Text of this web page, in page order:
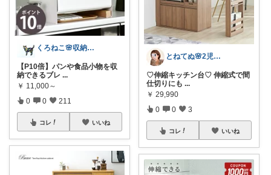
くろねこ🌸収納＆キッチン整理
【P10倍】パンや食品小物を収
納できるブレ ...
￥ 11,000～
0 0 211
コレ いいね
とねてぬ🌸2児ママ✿毎日をラク&快適に
♡伸縮キッチン台♡ 伸縮式で間
仕切りにも ...
￥ 29,990
0 0 3
コレ いいね